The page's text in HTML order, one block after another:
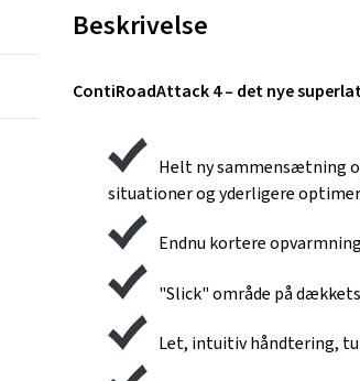
Beskrivelse
ContiRoadAttack 4 – det nye
Helt ny sammensætning
situationer og yderligere
Endnu kortere
"Slick" område på
Let, intuitiv håndtering,